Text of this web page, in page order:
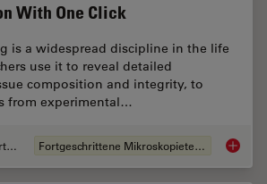
With One Click
is a widespread discipline in the life
use it to reveal detailed
composition and integrity, to
from experimental…
Artikel Fortgeschrittene Mikroskopietechniken 3D